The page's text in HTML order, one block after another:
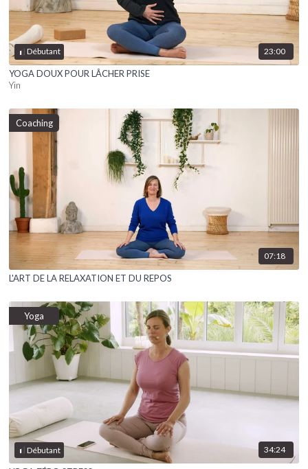
Débutant 23:00
YOGA DOUX POUR LÂCHER PRISE
Yin
Coaching
07:18
L'ART DE LA RELAXATION ET DU REPOS
Débutant
Yoga
34:24